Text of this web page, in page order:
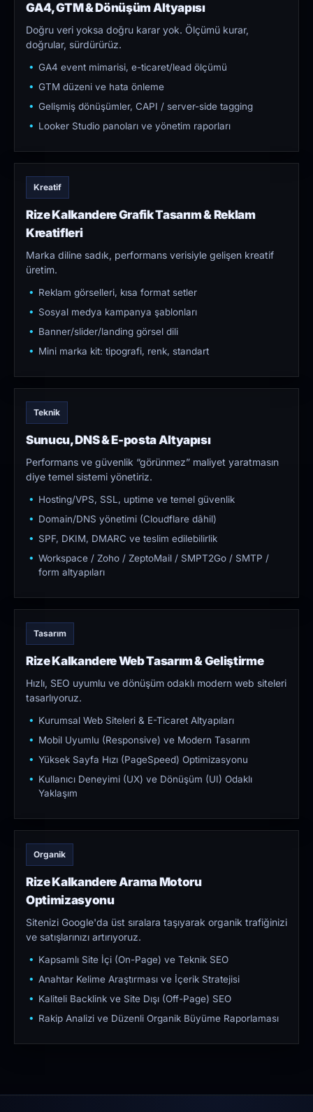
GA4, GTM & Dönüşüm Altyapısı
Doğru veri yoksa doğru karar yok. Ölçümü kurar,
doğrular, sürdürürüz.
GA4 event mimarisi, e-ticaret/lead ölçümü
GTM düzeni ve hata önleme
Gelişmiş dönüşümler, CAPI / server-side tagging
Looker Studio panoları ve yönetim raporları
Kreatif
Rize Kalkandere Grafik Tasarım & Reklam
Kreatifleri
Marka diline sadık, performans verisiyle gelişen kreatif
üretim.
Reklam görselleri, kısa format setler
Sosyal medya kampanya şablonları
Banner/slider/landing görsel dili
Mini marka kit: tipografi, renk, standart
Teknik
Sunucu, DNS & E-posta Altyapısı
Performans ve güvenlik “görünmez” maliyet yaratmasın
diye temel sistemi yönetiriz.
Hosting/VPS, SSL, uptime ve temel güvenlik
Domain/DNS yönetimi (Cloudflare dâhil)
SPF, DKIM, DMARC ve teslim edilebilirlik
Workspace / Zoho / ZeptoMail / SMPT2Go / SMTP /
form altyapıları
Tasarım
Rize Kalkandere Web Tasarım & Geliştirme
Hızlı, SEO uyumlu ve dönüşüm odaklı modern web siteleri
tasarlıyoruz.
Kurumsal Web Siteleri & E-Ticaret Altyapıları
Mobil Uyumlu (Responsive) ve Modern Tasarım
Yüksek Sayfa Hızı (PageSpeed) Optimizasyonu
Kullanıcı Deneyimi (UX) ve Dönüşüm (UI) Odaklı
Yaklaşım
Organik
Rize Kalkandere Arama Motoru
Optimizasyonu
Sitenizi Google'da üst sıralara taşıyarak organik trafiğinizi
ve satışlarınızı artırıyoruz.
Kapsamlı Site İçi (On-Page) ve Teknik SEO
Anahtar Kelime Araştırması ve İçerik Stratejisi
Kaliteli Backlink ve Site Dışı (Off-Page) SEO
Rakip Analizi ve Düzenli Organik Büyüme Raporlaması